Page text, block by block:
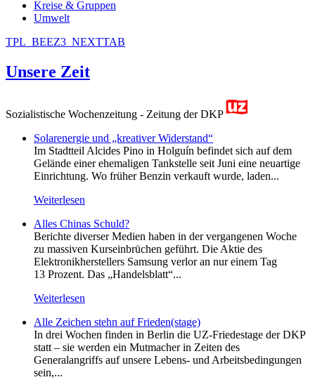
Kreise & Gruppen
Umwelt
TPL_BEEZ3_NEXTTAB
Unsere Zeit
Sozialistische Wochenzeitung - Zeitung der DKP
Solarenergie und „kreativer Widerstand“
Im Stadtteil Alcides Pino in Holguín befindet sich auf dem
Gelände einer ehemaligen Tankstelle seit Juni eine neuartige
Einrichtung. Wo früher Benzin verkauft wurde, laden...
Weiterlesen
Alles Chinas Schuld?
Berichte diverser Medien haben in der vergangenen Woche
zu massiven Kurseinbrüchen geführt. Die Aktie des
Elektronikherstellers Samsung verlor an nur einem Tag
13 Prozent. Das „Handelsblatt“...
Weiterlesen
Alle Zeichen stehn auf Frieden(stage)
In drei Wochen finden in Berlin die UZ-Friedestage der DKP
statt – sie werden ein Mutmacher in Zeiten des
Generalangriffs auf unsere Lebens- und Arbeitsbedingungen
sein,...